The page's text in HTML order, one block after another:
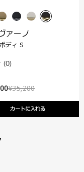
¥35,200
カートに入れる
ァーノ
ディ S
(0)